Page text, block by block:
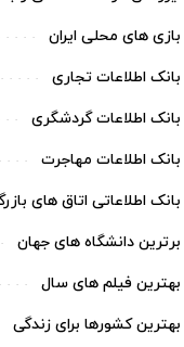
بازی های محلی ایران
بانک اطلاعات تجاری
بانک اطلاعات گردشگری
بانک اطلاعات مهاجرت
بانک اطلاعاتی اتاق های
برترین دانشگاه های جهان
بهترین فیلم های سال
بهترین کشورها برای زندگی